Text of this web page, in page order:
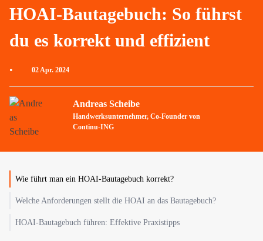
• 02 Apr. 2024
Andreas Scheibe
Handwerksunternehmer, Co-Founder von
Continu-ING
HOAI-Bautagebuch: So führst
du es korrekt und effizient
Wie führt man ein HOAI-Bautagebuch korrekt?
Welche Anforderungen stellt die HOAI an das Bautagebuch?
HOAI-Bautagebuch führen: Effektive Praxistipps